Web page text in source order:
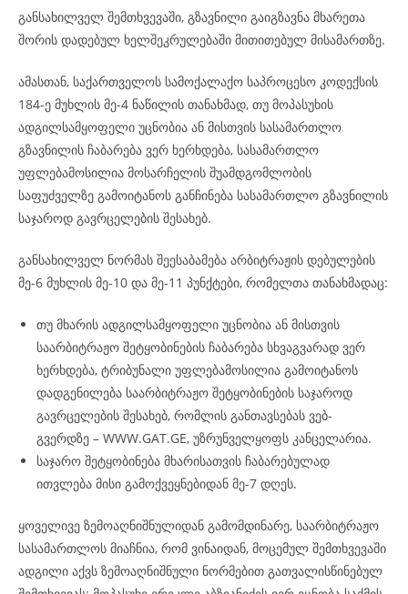
განსახილველ შემთხვევაში, გზავნილი გაიგზავნა მხარეთა
შორის დადებულ ხელშეკრულებაში მითითებულ მისამართზე.
ამასთან, საქართველოს სამოქალაქო საპროცესო კოდექსის
184-ე მუხლის მე-4 ნაწილის თანახმად, თუ მოპასუხის
ადგილსამყოფელი უცნობია ან მისთვის სასამართლო
გზავნილის ჩაბარება ვერ ხერხდება, სასამართლო
უფლებამოსილია მოსარჩელის შუამდგომლობის
საფუძველზე გამოიტანოს განჩინება სასამართლო გზავნილის
საჯაროდ გავრცელების შესახებ.
განსახილველ ნორმას შეესაბამება არბიტრაჟის დებულების
მე-6 მუხლის მე-10 და მე-11 პუნქტები, რომელთა თანახმადაც:
თუ მხარის ადგილსამყოფელი უცნობია ან მისთვის
საარბიტრაჟო შეტყობინების ჩაბარება სხვაგვარად ვერ
ხერხდება, ტრიბუნალი უფლებამოსილია გამოიტანოს
დადგენილება საარბიტრაჟო შეტყობინების საჯაროდ
გავრცელების შესახებ, რომლის განთავსებას ვებ-
გვერდზე – WWW.GAT.GE, უზრუნველყოფს კანცელარია.
საჯარო შეტყობინება მხარისათვის ჩაბარებულად
ითვლება მისი გამოქვეყნებიდან მე-7 დღეს.
ყოველივე ზემოაღნიშნულიდან გამომდინარე, საარბიტრაჟო
სასამართლოს მიაჩნია, რომ ვინაიდან, მოცემულ შემთხვევაში
ადგილი აქვს ზემოაღნიშნული ნორმებით გათვალისწინებულ